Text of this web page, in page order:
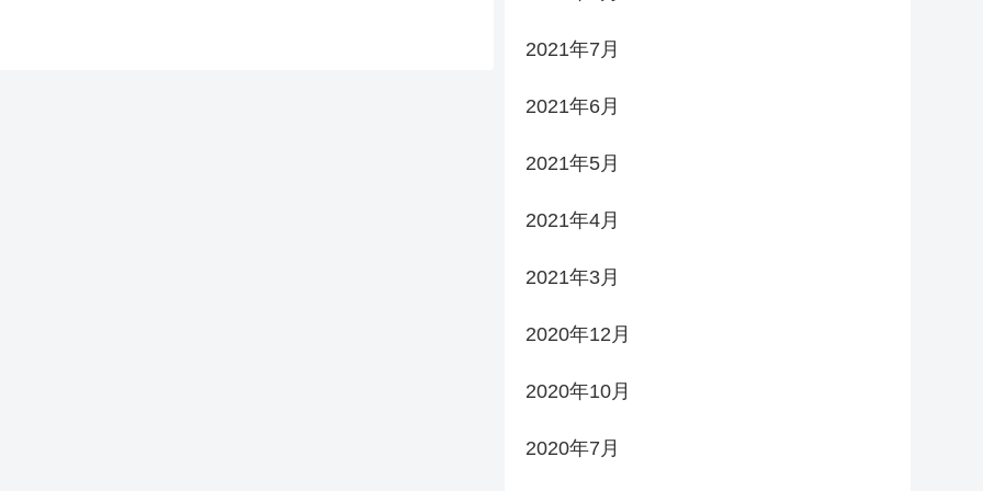
2021年7月
2021年6月
2021年5月
2021年4月
2021年3月
2020年12月
2020年10月
2020年7月